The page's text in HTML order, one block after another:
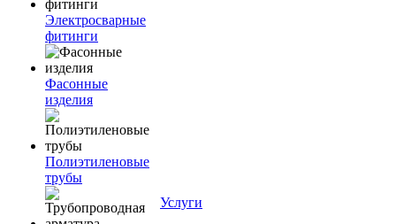
Электросварные
фитинги
Фасонные
изделия
Полиэтиленовые
трубы
Услуги